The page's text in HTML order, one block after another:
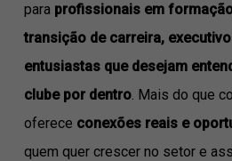
para profissionais em
transição de carreira,
entusiastas que desejam
clube por dentro. Mais do que
oferece conexões reais e
quem quer crescer no setor e